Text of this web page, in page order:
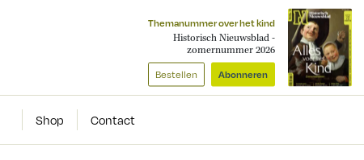
Themanummer over het kind
Historisch Nieuwsblad -
zomernummer 2026
Bestellen Abonneren
Shop Contact